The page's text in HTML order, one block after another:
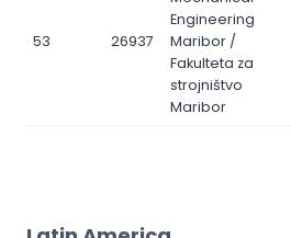
53 26937
Engineering
Maribor /
Fakulteta za
strojništvo
Maribor